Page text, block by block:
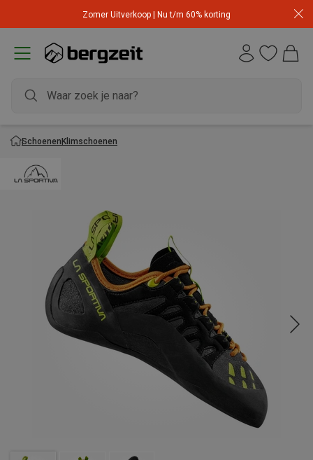
Zomer Uitverkoop | Nu t/m 60% korting
SchoenenKlimschoenen